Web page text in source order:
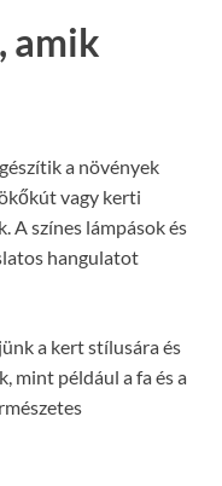
amik
a növények
vagy kerti
A színes lámpások és
hangulatot
a kert stílusára és
mint például a fa és a